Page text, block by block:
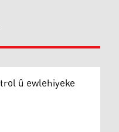
û ewlehiyeke